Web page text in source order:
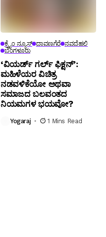
ಕ್ರೈಂ ನ್ಯೂಸ್ ದಾವಣಗೆರೆ ನವದೆಹಲಿ
ಬೆಂಗಳೂರು
‘ವಿಯರ್ಡ್ ಗರ್ಲ್ ಫಿಕ್ಷನ್’:
ಮಹಿಳೆಯರ ವಿಚಿತ್ರ
ನಡವಳಿಕೆಯೋ ಅಥವಾ
ಸಮಾಜದ ಬಲವಂತದ
ನಿಯಮಗಳ ಭಯವೋ?
Yogaraj 1 Mins Read